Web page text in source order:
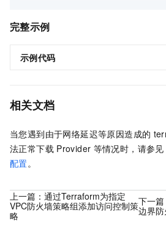
完整示例
示例代码
相关文档
当您遇到由于网络延迟等原因造成的
法正常下载 Provider 等情况时，请参见
配置。
上一篇： 通过Terraform为指定
VPC防火墙策略组添加访问控制策
略
下一
边界防